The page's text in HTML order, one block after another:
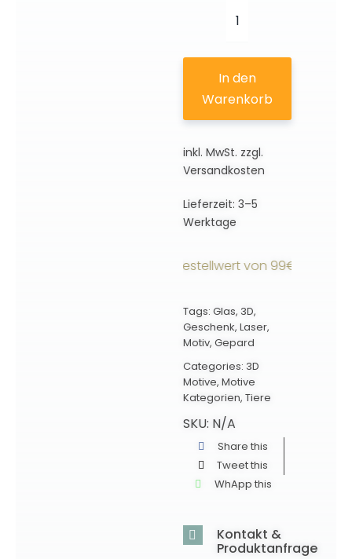
Gepard
3D
Motiv
In den
Warenkorb
inkl. MwSt. zzgl.
Versandkosten
Lieferzeit: 3–5
Werktage
ab einem Bestellwert von 99€ innerhalb
Tags: Glas, 3D,
Geschenk, Laser,
Motiv, Gepard
Categories: 3D
Motive, Motive
Kategorien, Tiere
SKU: N/A
Share this
Tweet this
WhApp this
Kontakt &
Produktanfrage